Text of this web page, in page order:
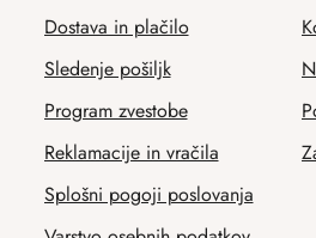
Dostava in plačilo
Sledenje pošiljk
Program zvestobe
Reklamacije in vračila
Splošni pogoji poslovanja